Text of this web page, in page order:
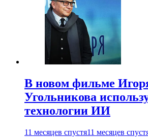
В новом фильме
Угольникова
технологии ИИ
11 месяцев спустя11 месяцев